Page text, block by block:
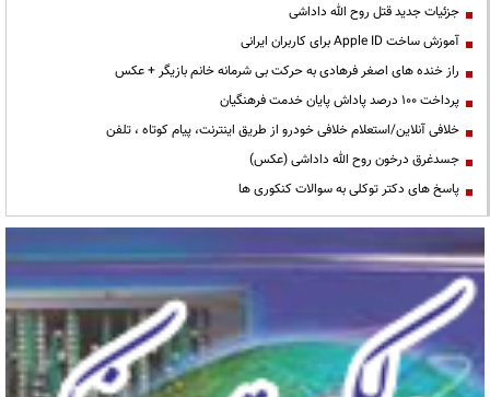
جزئیات جدید قتل روح الله داداشی
آموزش ساخت Apple ID برای کاربران ایرانی
راز خنده های اصغر فرهادی به حرکت بی شرمانه خانم بازیگر + عکس
پرداخت ۱۰۰ درصد پاداش پایان خدمت فرهنگیان
خلافی آنلاین/استعلام خلافی خودرو از طریق اینترنت، پیام کوتاه ، تلفن
جسدغرق درخون روح الله داداشی (عکس)
پاسخ های دکتر توکلی به سوالات کنکوری ها